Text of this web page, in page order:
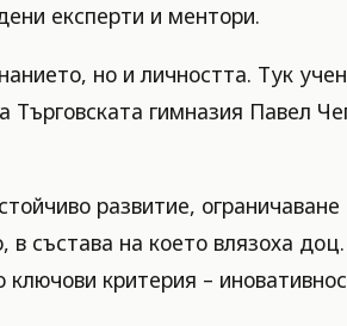
експерти и ментори.
но и личността. Тук
гимназия Павел
развитие, ограничаване
в състава на което влязоха
критерия –